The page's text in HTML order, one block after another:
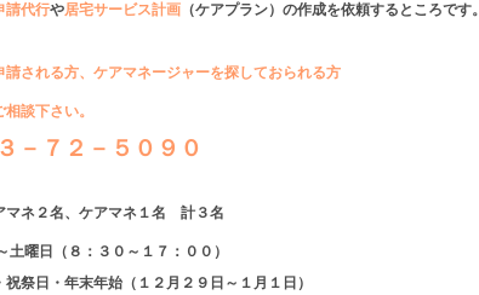
請代行や居宅サービス計画 （ケアプラン）の作成を依頼するところです。
される方、 ケアマネージャーを探しておられる方
談下さい。
－ ７２－５０９０
マネ２名、ケアマネ１名 計３名
土曜日（８：３０～１７：００）
日・年末年始（１２月２９日～１月１日）